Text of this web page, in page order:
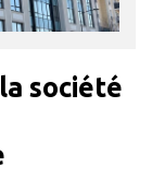
société